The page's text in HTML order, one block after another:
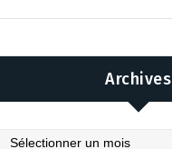
Archives